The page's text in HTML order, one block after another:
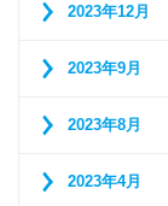
2023年12月
2023年9月
2023年8月
2023年4月